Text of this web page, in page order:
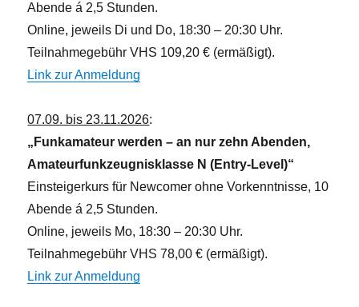
Abende á 2,5 Stunden.
Online, jeweils Di und Do, 18:30 – 20:30 Uhr.
Teilnahmegebühr VHS 109,20 € (ermäßigt).
Link zur Anmeldung
07.09. bis 23.11.2026:
„Funkamateur werden – an nur zehn Abenden,
Amateurfunkzeugnisklasse N (Entry-Level)“
Einsteigerkurs für Newcomer ohne Vorkenntnisse, 10
Abende á 2,5 Stunden.
Online, jeweils Mo, 18:30 – 20:30 Uhr.
Teilnahmegebühr VHS 78,00 € (ermäßigt).
Link zur Anmeldung